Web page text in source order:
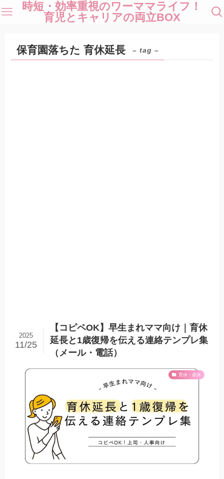
時短・効率重視のワーママライフ！
育児とキャリアの両立BOX
保育園落ちた 育休延長 – tag –
【コピペOK】早生まれママ向け｜育休
延長と1歳復帰を伝える連絡テンプレ集
（メール・電話）
2025
11/25
育休・産休